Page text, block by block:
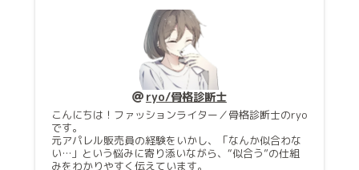
ryo/骨格診断士
こんにちは！ファッションライター／骨格診断士のryo
です。
元アパレル販売員の経験をいかし、「なんか似合わな
い…」という悩みに寄り添いながら、“似合う”の仕組
みをわかりやすく伝えています。